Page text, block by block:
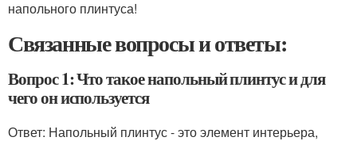
напольного плинтуса!
Связанные вопросы и ответы:
Вопрос 1: Что такое напольный плинтус и для
чего он используется
Ответ: Напольный плинтус - это элемент интерьера,